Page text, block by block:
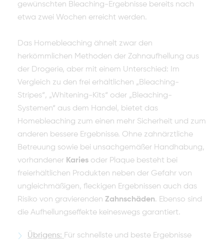
gewünschten Bleaching-Ergebnisse bereits nach
etwa zwei Wochen erreicht werden.
Das Homebleaching ähnelt zwar den
herkömmlichen Methoden der Zahnaufhellung aus
der Drogerie, aber mit einem Unterschied: Im
Vergleich zu den frei erhältlichen „Bleaching-
Stripes“, „Whitening-Kits“ oder „Bleaching-
Systemen“ aus dem Handel, bietet das
Homebleaching zum einen mehr Sicherheit und zum
anderen bessere Ergebnisse. Ohne zahnärztliche
Betreuung sowie bei unsachgemäßer Handhabung,
vorhandener Karies oder Plaque besteht bei
freierhältlichen Produkten neben der Gefahr von
ungleichmäßigen, fleckigen Ergebnissen auch das
Risiko von gravierenden Zahnschäden. Ebenso sind
die Aufhellungseffekte keineswegs garantiert.
Übrigens: Für schnellste und beste Ergebnisse